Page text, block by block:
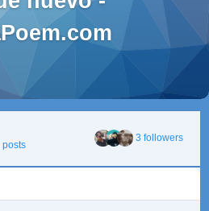
posts
3 followers